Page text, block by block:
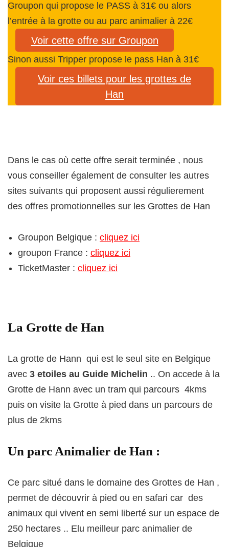
Groupon qui propose le PASS à 31€ ou alors
l’entrée à la grotte ou au parc animalier à 22€
Voir cette offre sur Groupon
Sinon aussi Tripper propose le pass Han à 31€
Voir ces billets pour les grottes de
Han
Dans le cas où cette offre serait terminée , nous
vous conseiller également de consulter les autres
sites suivants qui proposent aussi régulierement
des offres promotionnelles sur les Grottes de Han
Groupon Belgique : cliquez ici
groupon France : cliquez ici
TicketMaster : cliquez ici
La Grotte de Han
La grotte de Hann qui est le seul site en Belgique
avec 3 etoiles au Guide Michelin .. On accede à la
Grotte de Hann avec un tram qui parcours 4kms
puis on visite la Grotte à pied dans un parcours de
plus de 2kms
Un parc Animalier de Han :
Ce parc situé dans le domaine des Grottes de Han ,
permet de découvrir à pied ou en safari car des
animaux qui vivent en semi liberté sur un espace de
250 hectares .. Elu meilleur parc animalier de
Belgique